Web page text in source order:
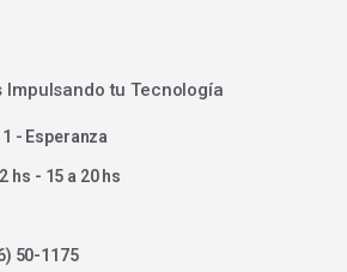
Impulsando tu Tecnología
- Esperanza
hs - 15 a 20 hs
50-1175